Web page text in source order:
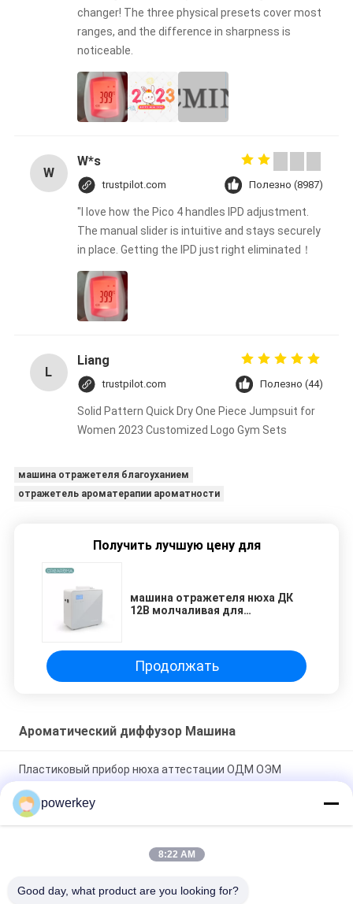
changer! The three physical presets cover most
ranges, and the difference in sharpness is
noticeable.
W
W*s
trustpilot.com Полезно (8987)
"I love how the Pico 4 handles IPD adjustment.
The manual slider is intuitive and stays securely
in place. Getting the IPD just right eliminated！
L
Liang
trustpilot.com Полезно (44)
Solid Pattern Quick Dry One Piece Jumpsuit for
Women 2023 Customized Logo Gym Sets
машина отражетеля благоуханием
отражетель ароматерапии ароматности
Получить лучшую цену для
машина отражетеля нюха ДК
12В молчаливая для
Продолжать
Ароматический диффузор Машина
Пластиковый прибор нюха аттестации ОДМ ОЭМ
передачи ароматности машины отражетеля нюха 800мл
Дизайн домашнего цвета мычки машины отражетеля нюха
машины отражетеля нюха небольшого электрическое
powerkey
8:22 AM
Good day, what product are you looking for?